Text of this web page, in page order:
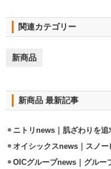
関連カテゴリー
新商品
新商品 最新記事